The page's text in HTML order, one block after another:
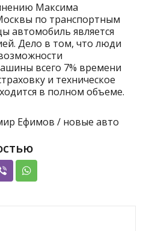
Максима
по транспортным
автомобиль является
Дело в том, что люди
всего 7% времени
и техническое
в полном объеме.
Ефимов / новые авто